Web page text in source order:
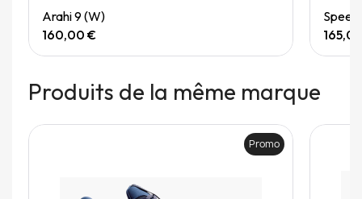
Arahi 9 (W)
160,00 €
Produits de la même marque
Promo